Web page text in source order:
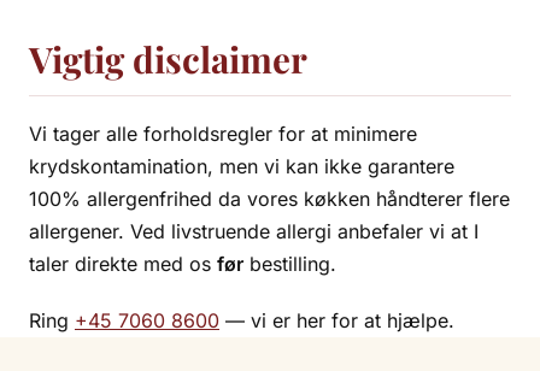
Vigtig disclaimer
Vi tager alle forholdsregler for at minimere
krydskontamination, men vi kan ikke garantere
100% allergenfrihed da vores køkken håndterer flere
allergener. Ved livstruende allergi anbefaler vi at I
taler direkte med os før bestilling.
Ring +45 7060 8600 — vi er her for at hjælpe.